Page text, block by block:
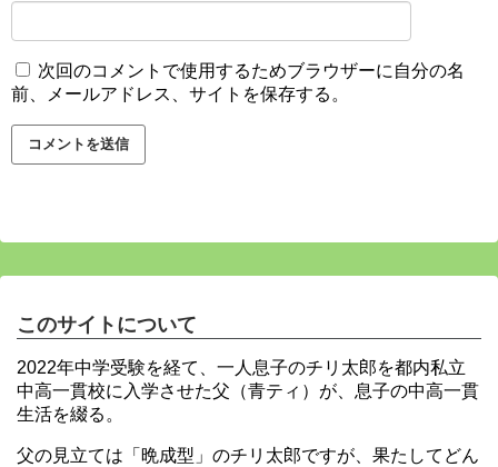
次回のコメントで使用するためブラウザーに自分の名
前、メールアドレス、サイトを保存する。
このサイトについて
2022年中学受験を経て、一人息子のチリ太郎を都内私立
中高一貫校に入学させた父（青ティ）が、息子の中高一貫
生活を綴る。
父の見立ては「晩成型」のチリ太郎ですが、果たしてどん